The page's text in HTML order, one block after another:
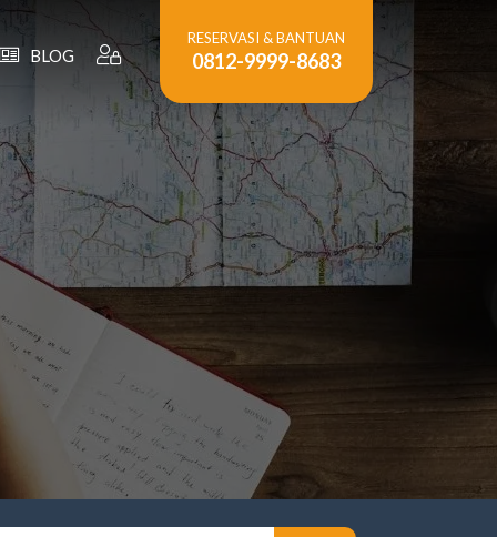
BLOG
RESERVASI & BANTUAN
0812-9999-8683